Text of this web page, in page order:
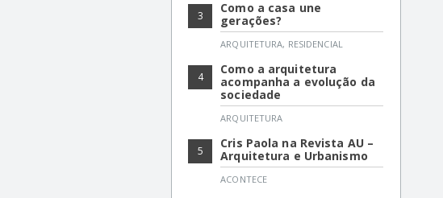
3
Como a casa une
gerações?
ARQUITETURA, RESIDENCIAL
4
Como a arquitetura
acompanha a evolução da
sociedade
ARQUITETURA
5
Cris Paola na Revista AU –
Arquitetura e Urbanismo
ACONTECE